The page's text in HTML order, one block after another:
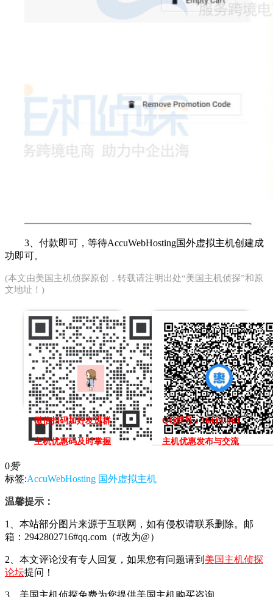
3、付款即可，等待AccuWebHosting国外虚拟主机创建成
功即可。
(本文由美国主机侦探原创，转载请注明出处“美国主机侦探”和原
文地址！)
微信扫码加好友进群
主机优惠码及时掌握
QQ群号：164393063
主机优惠发布与交流
0赞
标签:AccuWebHosting 国外虚拟主机
温馨提示：
1、本站部分图片来源于互联网，如有侵权请联系删除。邮
箱：2942802716#qq.com（#改为@）
2、本文评论没有专人回复，如果您有问题请到 美国主机侦探
论坛提问！